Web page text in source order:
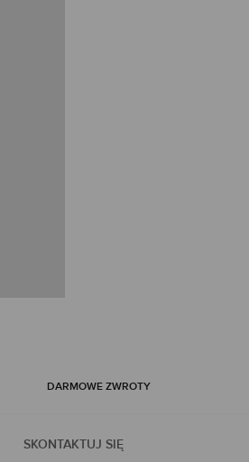
DARMOWE ZWROTY
SKONTAKTUJ SIĘ